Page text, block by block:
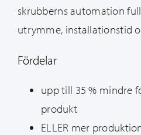
skrubberns automation
utrymme, installationstid
Fördelar
upp till 35 % mindre
produkt
ELLER mer